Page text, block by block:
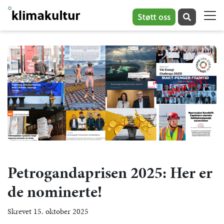
Støtt oss
Petrogandaprisen 2025: Her er
de nominerte!
Skrevet 15. oktober 2025